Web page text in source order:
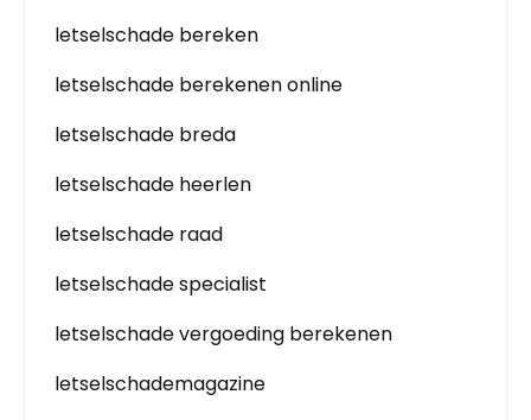
letselschade bereken
letselschade berekenen online
letselschade breda
letselschade heerlen
letselschade raad
letselschade specialist
letselschade vergoeding berekenen
letselschademagazine